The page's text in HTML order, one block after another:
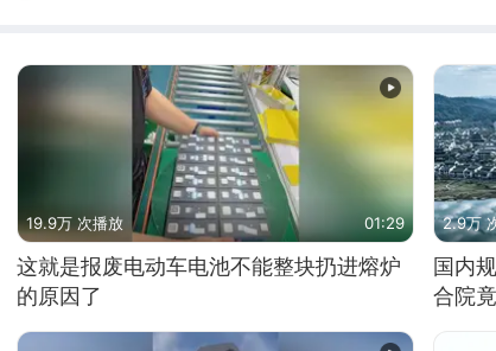
19.9万 次播放 01:29
这就是报废电动车电池不能整块扔进熔炉
的原因了
2.9万
国内
合院